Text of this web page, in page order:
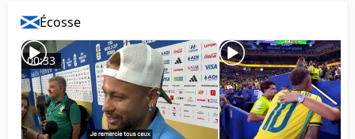
Écosse
00:33